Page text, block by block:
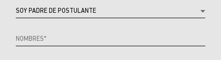
Referrer
URL